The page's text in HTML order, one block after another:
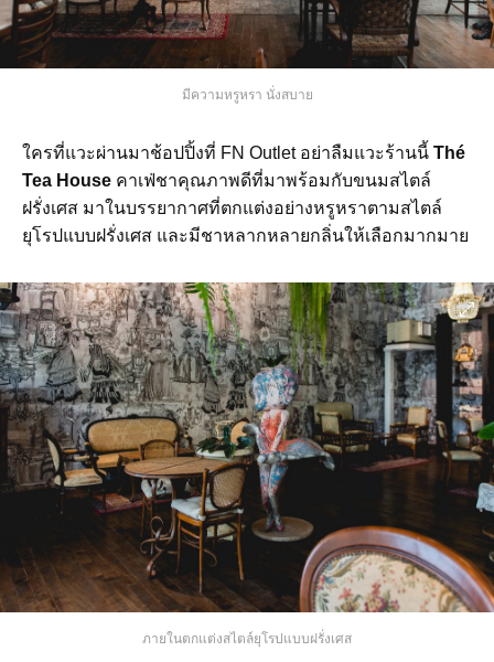
มีความหรูหรา นั่งสบาย
ใครที่แวะผ่านมาช้อปปิ้งที่ FN Outlet อย่าลืมแวะร้านนี้ Thé
Tea House คาเฟ่ชาคุณภาพดีที่มาพร้อมกับขนมสไตล์
ฝรั่งเศส มาในบรรยากาศที่ตกแต่งอย่างหรูหราตามสไตล์
ยุโรปแบบฝรั่งเศส และมีชาหลากหลายกลิ่นให้เลือกมากมาย
ภายในตกแต่งสไตล์ยุโรปแบบฝรั่งเศส